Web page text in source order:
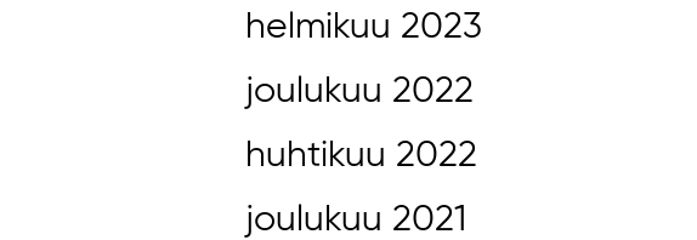
helmikuu 2023
joulukuu 2022
huhtikuu 2022
joulukuu 2021